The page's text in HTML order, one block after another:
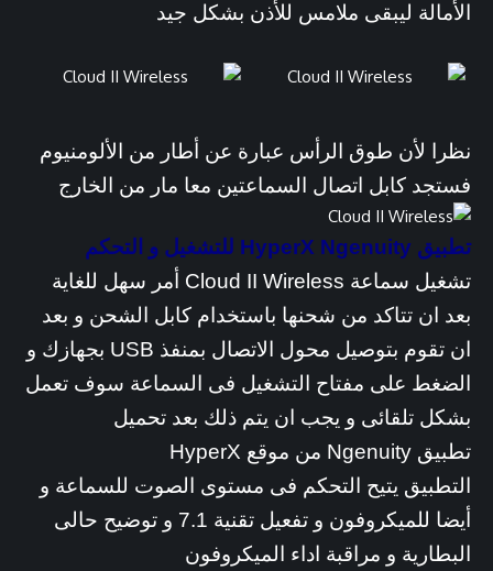
الأمالة ليبقى ملامس للأذن بشكل جيد
نظرا لأن طوق الرأس عبارة عن أطار من الألومنيوم
فستجد كابل اتصال السماعتين معا مار من الخارج
تطبيق HyperX Ngenuity للتشغيل و التحكم
تشغيل سماعة Cloud II Wireless أمر سهل للغاية
بعد ان تتاكد من شحنها باستخدام كابل الشحن و بعد
ان تقوم بتوصيل محول الاتصال بمنفذ USB بجهازك و
الضغط على مفتاح التشغيل فى السماعة سوف تعمل
بشكل تلقائى و يجب ان يتم ذلك بعد تحميل
تطبيق Ngenuity من موقع HyperX
التطبيق يتيح التحكم فى مستوى الصوت للسماعة و
أيضا للميكروفون و تفعيل تقنية 7.1 و توضيح حالى
البطارية و مراقبة اداء الميكروفون